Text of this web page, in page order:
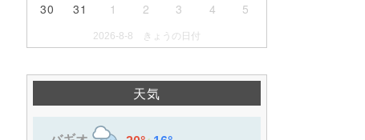
30
31 1 2 3 4 5
2026-8-8 きょうの日付
天気